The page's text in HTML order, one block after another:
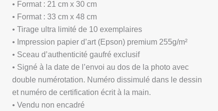
• Format : 21 cm x 30 cm
• Format : 33 cm x 48 cm
• Tirage ultra limité de 10 exemplaires
• Impression papier d’art (Epson) premium 255g/m²
• Sceau d’authenticité gaufré exclusif
• Signé à la date de l’envoi au dos de la photo avec
double numérotation. Numéro dissimulé dans le dessin
et numéro de certification écrit à la main.
• Vendu non encadré